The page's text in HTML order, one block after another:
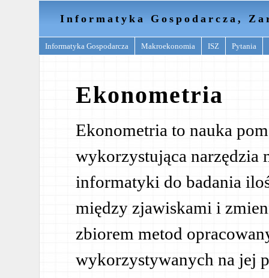
Informatyka Gospodarcza,
Informatyka Gospodarcza Makroekonomia ISZ Pytania
Ekonometria
Ekonometria to nauka
wykorzystująca narzędzia
informatyki do badania
między zjawiskami i
zbiorem metod
wykorzystywanych na jej